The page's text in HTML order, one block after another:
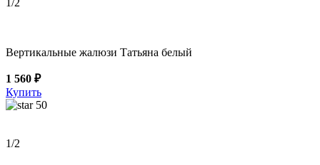
1/2
Вертикальные жалюзи Татьяна белый
1 560 ₽
Купить
50
1/2